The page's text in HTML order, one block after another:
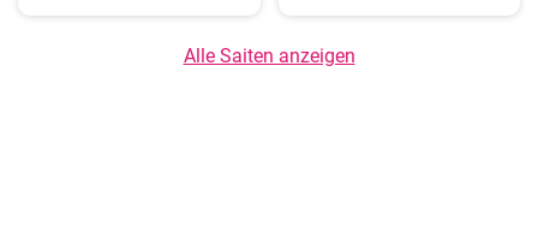
Alle Saiten anzeigen